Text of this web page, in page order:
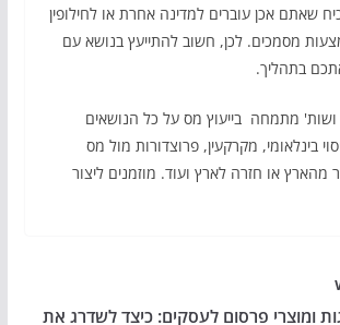
שאתם אכן עוברים למדינה אחרת או לחילופין
מסמכים. לכן, חשוב להתייעץ בנושא עם
בתהליך.
מתמחה בייעוץ מס על כל הנושאים
בינלאומי, מקרקעין, פרוצדורות מול מס
מהארץ או חזרה לארץ ועוד. מוזמנים ליצור
ומוצרי פרסום לעסקים: כיצד לשדרג את